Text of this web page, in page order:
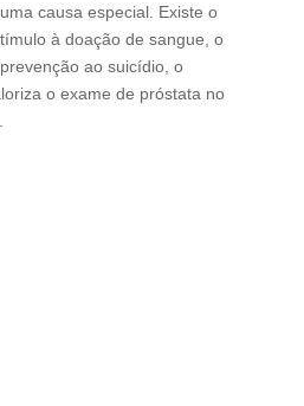
causa especial. Existe o
à doação de sangue, o
ao suicídio, o
o exame de próstata no